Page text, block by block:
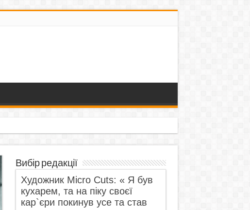
Вибір редакції
Художник Micro Cuts: « Я був
кухарем, та на піку своєї
кар`єри покинув усе та став